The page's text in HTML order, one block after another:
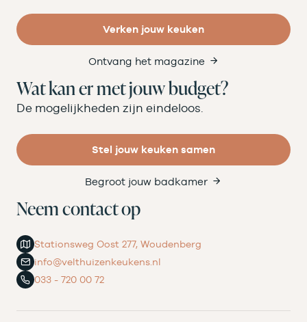
Verken jouw keuken
Ontvang het magazine
Wat kan er met jouw budget?
De mogelijkheden zijn eindeloos.
Stel jouw keuken samen
Begroot jouw badkamer
Neem contact op
Stationsweg Oost 277, Woudenberg
info@velthuizenkeukens.nl
033 - 720 00 72